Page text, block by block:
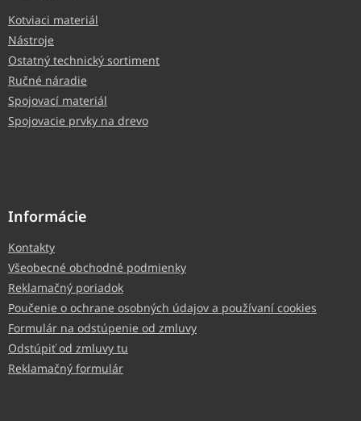
Kotviaci materiál
Nástroje
Ostatný technický sortiment
Ručné náradie
Spojovací materiál
Spojovacie prvky na drevo
Informácie
Kontakty
Všeobecné obchodné podmienky
Reklamačný poriadok
Poučenie o ochrane osobných údajov a používaní cookies
Formulár na odstúpenie od zmluvy
Odstúpiť od zmluvy tu
Reklamačný formulár